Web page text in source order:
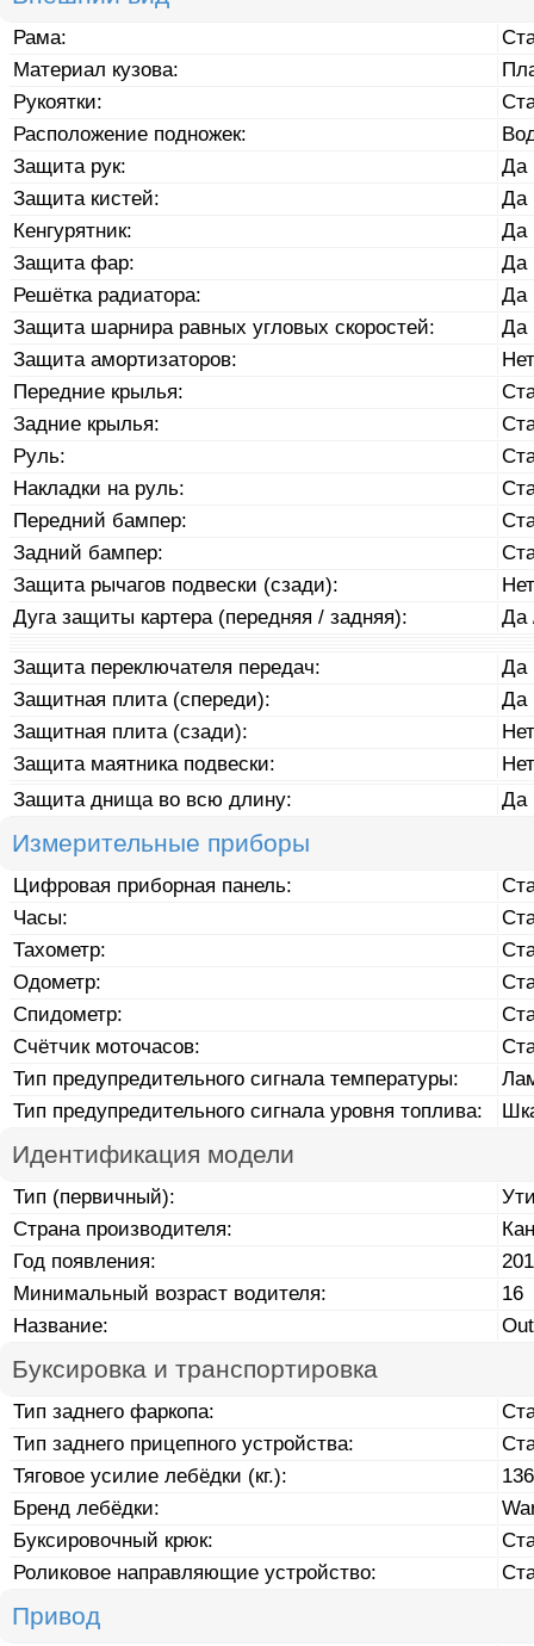
Рама:
Материал кузова:
Рукоятки:
Расположение подножек:
Защита рук:
Да
Защита кистей:
Да
Кенгурятник:
Да
Защита фар:
Да
Решётка радиатора:
Да
Защита шарнира равных угловых скоростей:
Да
Защита амортизаторов:
Нет
Передние крылья:
Задние крылья:
Руль:
Накладки на руль:
Передний бампер:
Задний бампер:
Защита рычагов подвески (сзади):
Нет
Дуга защиты картера (передняя / задняя):
Да
Защита переключателя передач:
Да
Защитная плита (спереди):
Да
Защитная плита (сзади):
Нет
Защита маятника подвески:
Нет
Защита днища во всю длину:
Да
Измерительные приборы
Цифровая приборная панель:
Часы:
Тахометр:
Одометр:
Спидометр:
Счётчик моточасов:
Тип предупредительного сигнала температуры:
Тип предупредительного сигнала уровня топлива:
Идентификация модели
Тип (первичный):
Страна производителя:
Год появления:
Минимальный возраст водителя:
16
Название:
Буксировка и транспортировка
Тип заднего фаркопа:
Тип заднего прицепного устройства:
Тяговое усилие лебёдки (кг.):
Бренд лебёдки:
Буксировочный крюк:
Роликовое направляющие устройство:
Привод